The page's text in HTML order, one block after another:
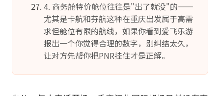
4. 商务舱特价舱位往往是"出了就没"的——
尤其是卡航和芬航这种在重庆出发属于高需
求但舱位有限的航线，如果你看到爱飞乐游
报出一个你觉得合理的数字，别纠结太久，
让对方先帮你把PNR挂住才是正解。